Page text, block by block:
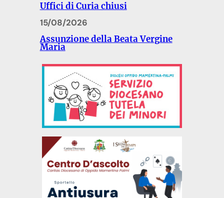
Uffici di Curia chiusi
15/08/2026
Assunzione della Beata Vergine
Maria